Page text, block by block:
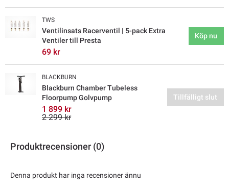
TWS
Ventilinsats Racerventil | 5-pack Extra
Ventiler till Presta
69 kr
Köp nu
BLACKBURN
Blackburn Chamber Tubeless
Floorpump Golvpump
1 899 kr
2 299 kr
Tillfälligt slut
Produktrecensioner (0)
Denna produkt har inga recensioner ännu